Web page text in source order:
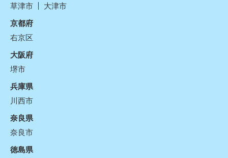
草津市
大津市
京都府
右京区
大阪府
堺市
兵庫県
川西市
奈良県
奈良市
徳島県